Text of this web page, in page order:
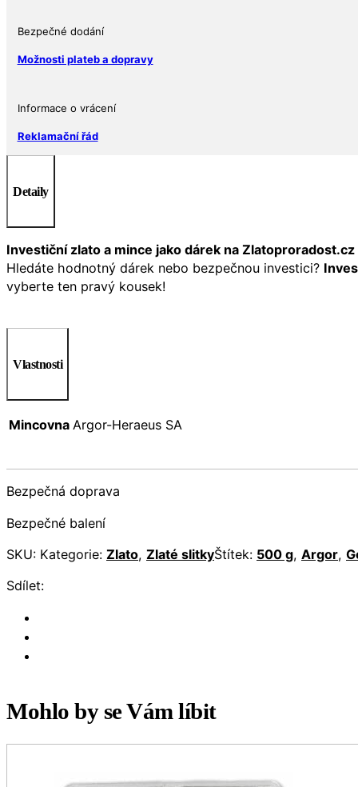
Bezpečné dodání
Možnosti plateb a dopravy
Informace o vrácení
Reklamační řád
Detaily
Investiční zlato a mince jako dárek na Zlatoproradost.cz
Hledáte hodnotný dárek nebo bezpečnou investici?
vyberte ten pravý kousek!
Vlastnosti
Mincovna Argor-Heraeus SA
Bezpečná doprava
Bezpečné balení
SKU: Kategorie: Zlato, Zlaté slitkyŠtítek: 500 g, Argor,
Sdílet:
Mohlo by se Vám líbit